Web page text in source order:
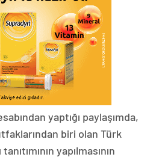
yaptığı paylaşımda,
biri olan Türk
yapılmasının